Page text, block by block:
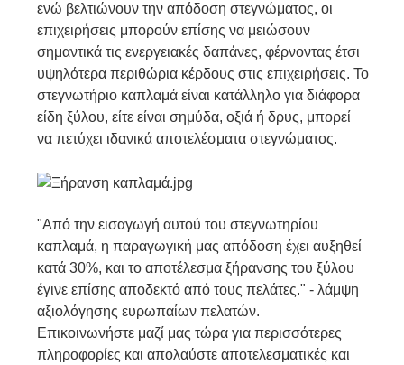
ενώ βελτιώνουν την απόδοση στεγνώματος, οι
επιχειρήσεις μπορούν επίσης να μειώσουν
σημαντικά τις ενεργειακές δαπάνες, φέρνοντας έτσι
υψηλότερα περιθώρια κέρδους στις επιχειρήσεις. Το
στεγνωτήριο καπλαμά είναι κατάλληλο για διάφορα
είδη ξύλου, είτε είναι σημύδα, οξιά ή δρυς, μπορεί
να πετύχει ιδανικά αποτελέσματα στεγνώματος.
"Από την εισαγωγή αυτού του στεγνωτηρίου
καπλαμά, η παραγωγική μας απόδοση έχει αυξηθεί
κατά 30%, και το αποτέλεσμα ξήρανσης του ξύλου
έγινε επίσης αποδεκτό από τους πελάτες." - λάμψη
αξιολόγησης ευρωπαίων πελατών.
Επικοινωνήστε μαζί μας τώρα για περισσότερες
πληροφορίες και απολαύστε αποτελεσματικές και